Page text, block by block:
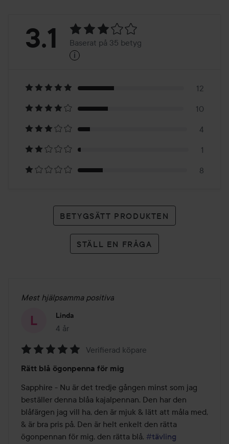
Betyg:
Baserat
på
35
betyg
3.1 Baserat på 35 betyg
i
12
10
4
1
8
BETYGSÄTT PRODUKTEN
STÄLL EN FRÅGA
Mest hjälpsamma positiva
Linda
4 år
Inlägget skapades 4 år
5
av
5
Verifierad köpare
Rätt blå ögonpenna för mig
Sapphire - Nu är det tredje gången minst som jag
beställer denna blåa kajalpennan. Den har den
blåfärgen jag vill ha, den är mjuk & lätt att måla med,
& är bra pris på. Den är helt enkelt den rätta
ögonpennan för mig, den rätta blå. #tävling